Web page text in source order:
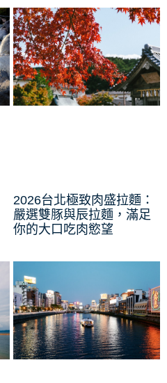
2026台北極致肉盛拉麵：
嚴選雙豚與辰拉麵，滿足
你的大口吃肉慾望